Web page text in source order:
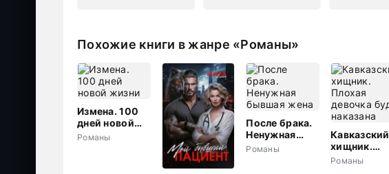
Похожие книги в жанре «Романы»
Измена. 100
дней новой
жизни
Романы
После брака.
Ненужная
бывшая жена
Романы
Кавказский
хищник.
Плохая
Романы